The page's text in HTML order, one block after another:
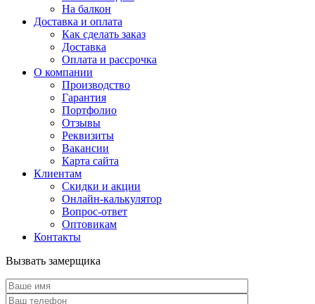
На балкон
Доставка и оплата
Как сделать заказ
Доставка
Оплата и рассрочка
О компании
Производство
Гарантия
Портфолио
Отзывы
Реквизиты
Вакансии
Карта сайта
Клиентам
Скидки и акции
Онлайн-калькулятор
Вопрос-ответ
Оптовикам
Контакты
Вызвать замерщика